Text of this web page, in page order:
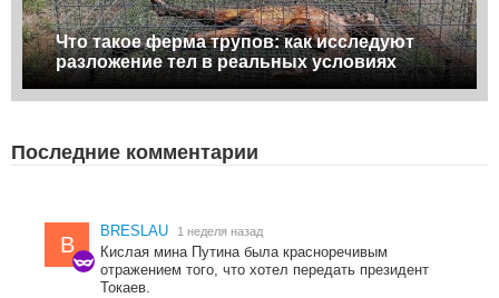
Что такое ферма трупов: как исследуют
разложение тел в реальных условиях
Последние комментарии
B
BRESLAU 1 неделя назад
Кислая мина Путина была красноречивым
отражением того, что хотел передать президент
Токаев.